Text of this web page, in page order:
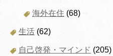
海外在住 (68)
生活 (62)
自己啓発・マインド (205)